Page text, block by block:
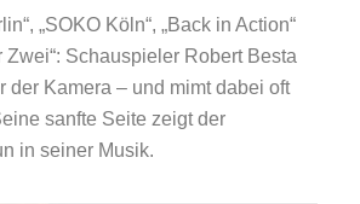
„SOKO Köln“, „Back in Action“
Zwei“: Schauspieler Robert Besta
der Kamera – und mimt dabei oft
sanfte Seite zeigt der
in seiner Musik.